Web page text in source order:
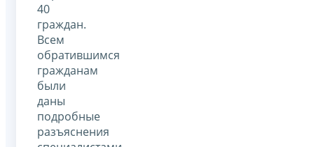
40
граждан.
Всем
обратившимся
гражданам
были
даны
подробные
разъяснения